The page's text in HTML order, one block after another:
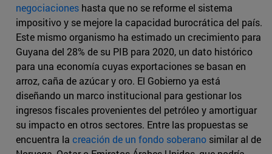
negociaciones hasta que no se reforme el sistema
impositivo y se mejore la capacidad burocrática del país.
Este mismo organismo ha estimado un crecimiento para
Guyana del 28% de su PIB para 2020, un dato histórico
para una economía cuyas exportaciones se basan en
arroz, caña de azúcar y oro. El Gobierno ya está
diseñando un marco institucional para gestionar los
ingresos fiscales provenientes del petróleo y amortiguar
su impacto en otros sectores. Entre las propuestas se
encuentra la creación de un fondo soberano similar al de